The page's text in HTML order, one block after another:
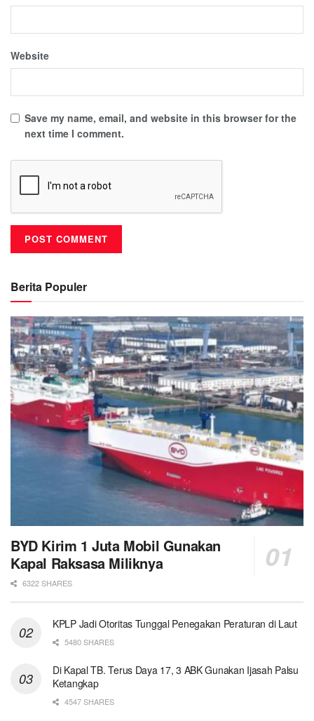
Website
Save my name, email, and website in this browser for the
next time I comment.
Berita Populer
BYD Kirim 1 Juta Mobil Gunakan
Kapal Raksasa Miliknya
6322 SHARES
KPLP Jadi Otoritas Tunggal Penegakan Peraturan di Laut
5480 SHARES
Di Kapal TB. Terus Daya 17, 3 ABK Gunakan Ijasah Palsu
Ketangkap
4547 SHARES